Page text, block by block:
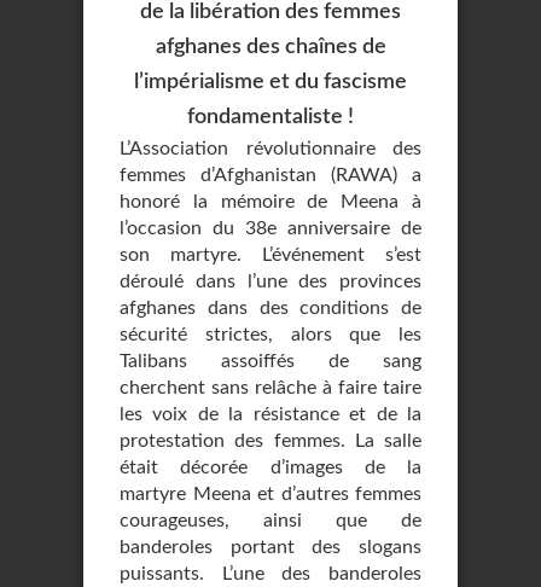
de la libération des femmes
afghanes des chaînes de
l’impérialisme et du fascisme
fondamentaliste !
L’Association révolutionnaire des
femmes d’Afghanistan (RAWA) a
honoré la mémoire de Meena à
l’occasion du 38e anniversaire de
son martyre. L’événement s’est
déroulé dans l’une des provinces
afghanes dans des conditions de
sécurité strictes, alors que les
Talibans assoiffés de sang
cherchent sans relâche à faire taire
les voix de la résistance et de la
protestation des femmes. La salle
était décorée d’images de la
martyre Meena et d’autres femmes
courageuses, ainsi que de
banderoles portant des slogans
puissants. L’une des banderoles